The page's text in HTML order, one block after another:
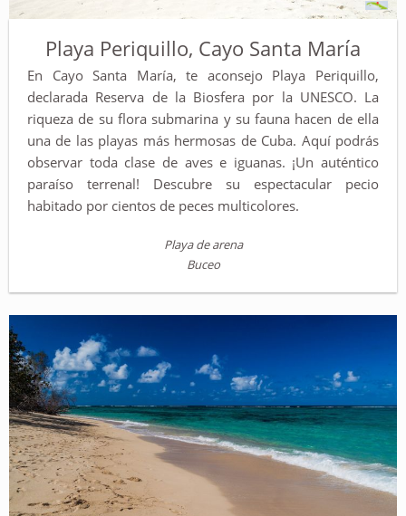
Playa Periquillo, Cayo Santa María
En Cayo Santa María, te aconsejo Playa Periquillo,
declarada Reserva de la Biosfera por la UNESCO. La
riqueza de su flora submarina y su fauna hacen de ella
una de las playas más hermosas de Cuba. Aquí podrás
observar toda clase de aves e iguanas. ¡Un auténtico
paraíso terrenal! Descubre su espectacular pecio
habitado por cientos de peces multicolores.
Playa de arena
Buceo